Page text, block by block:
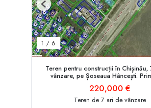
1 / 6
Previous
Teren pentru construcții în Chișinău,
vânzare, pe Șoseaua Hâncești.
220,000 €
Teren de 7 ari de vânzare